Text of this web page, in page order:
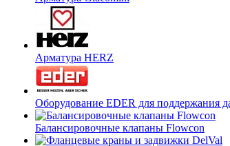
Арматура HERZ
Оборудование EDER для поддержания
Балансировочные клапаны Flowcon